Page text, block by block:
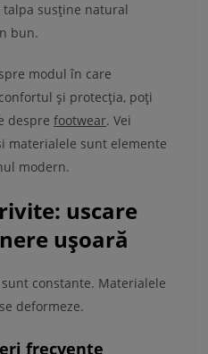
susține natural
bun.
modul în care
și protecția, poți
despre footwear. Vei
materialele sunt elemente
modern.
uscare
ușoară
constante. Materialele
deformeze.
frecvente